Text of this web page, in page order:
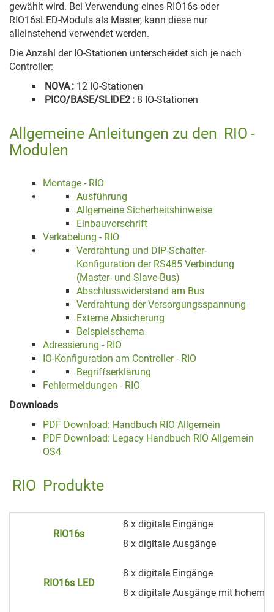
gewählt wird. Bei Verwendung eines RIO16s oder
RIO16sLED-Moduls als Master, kann diese nur
alleinstehend verwendet werden.
Die Anzahl der IO-Stationen unterscheidet sich je nach
Controller:
NOVA : 12 IO-Stationen
PICO/BASE/SLIDE2 : 8 IO-Stationen
Allgemeine Anleitungen zu den RIO -
Modulen
Montage - RIO
Ausführung
Allgemeine Sicherheitshinweise
Einbauvorschrift
Verkabelung - RIO
Verdrahtung und DIP-Schalter-
Konfiguration der RS485 Verbindung
(Master- und Slave-Bus)
Abschlusswiderstand am Bus
Verdrahtung der Versorgungsspannung
Externe Absicherung
Beispielschema
Adressierung - RIO
IO-Konfiguration am Controller - RIO
Begriffserklärung
Fehlermeldungen - RIO
Downloads
PDF Download: Handbuch RIO Allgemein
PDF Download: Legacy Handbuch RIO Allgemein
OS4
RIO Produkte
RIO16s
8 x digitale Eingänge
8 x digitale Ausgänge
RIO16s LED
8 x digitale Eingänge
8 x digitale Ausgänge mit hohem